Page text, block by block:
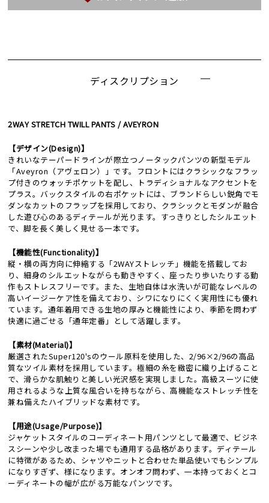
ディスクリプション
2WAY STRETCH TWILL PANTS / AVEYRON
【デザイン(Design)】
きれいなテーパードラインが際立つノータックパンツの新型モデル
「Aveyron（アヴェロン）」です。フロントにはクラシックなフラッ
プ付きのウォッチポケットを配し、トラディショナルなアクセントを
プラス。バックスタイルの右ポケットには、ブランドらしい鋭角でモ
ダンなカットのフラップを採用しており、クラシックとモダンが融合
した遊び心のあるディテールが光ります。すっきりとしたシルエット
で、脚を長く美しく見せる一本です。
【機能性(Functionality)】
縦・横の両方向に伸縮する「2WAYストレッチ」機能を搭載してお
り、細身のシルエットながらも動きやすく、座ったり歩いたりする動
作もストレスフリーです。また、生地自体は水洗いが可能なレベルの
高いイージーケア性を備えており、シワになりにくく実用性にも優れ
ています。通年着用できる生地の厚みと機能性により、季節を問わず
快適に過ごせる「通年定番」として活躍します。
【素材(Material)】
厳選されたSuper120'sのウール原料を使用した、2/96×2/96の高品
質なツイル素材を採用しています。極細の糸を緻密に織り上げること
で、滑らかな肌触りと美しい光沢感を実現しました。高級スーツに使
用されるような上質な風合いを持ちながら、高機能なストレッチ性を
兼ね備えたハイブリッドな素材です。
【用途(Usage/Purpose)】
ジャケットスタイルのコーディネート用パンツとして最適で、ビジネ
スシーンや少し改まった場でも通用する品格があります。ディテール
に特徴があるため、シャツやニットと合わせた単品使いでもシンプル
になりすぎず、様になります。オンオフ問わず、一本持っておくとコ
ーディネートの幅が広がる万能なパンツです。